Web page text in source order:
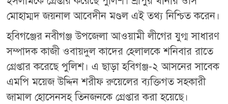
মোহাম্মদ জয়নাল আবেদীন মণ্ডল এই তথ্য নিশ্চিত করেন।
হবিগঞ্জের নবীগঞ্জ উপজেলা আওয়ামী লীগের যুগ্ম সাধারণ
সম্পাদক কাজী ওবায়দুল কাদের হেলালকে শনিবার রাতে
গ্রেপ্তার করেছে পুলিশ। এ ছাড়া হবিগঞ্জ-২ আসনের সাবেক
এমপি ময়েজ উদ্দিন শরীফ রুয়েলের ব্যক্তিগত সহকারী
জামাল হোসেনসহ তিনজনকে গ্রেপ্তার করা হয়েছে।